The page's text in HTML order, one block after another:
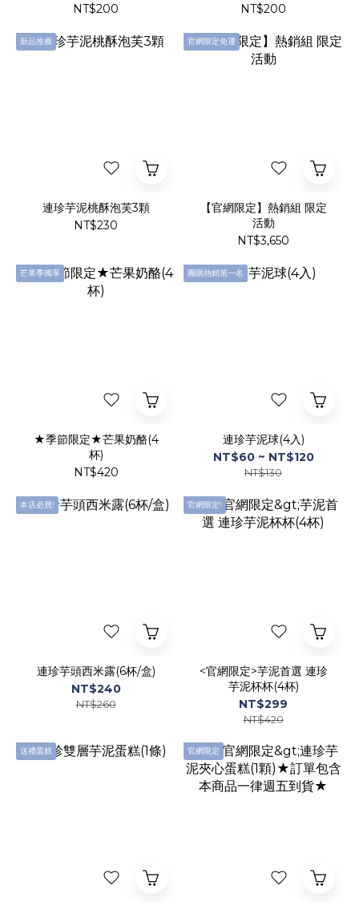
NT$200
NT$200
新品推薦
連珍芋泥桃酥泡芙3顆
NT$230
官網限定免運
【官網限定】熱銷組 限定
活動
NT$3,650
芒果季獨享
★季節限定★芒果奶酪(4
杯)
NT$420
團購熱銷第一名
連珍芋泥球(4入)
NT$60 ~ NT$120
NT$130
本店必買!
連珍芋頭西米露(6杯/盒)
NT$240
NT$260
官網限定!
<官網限定>芋泥首選 連珍
芋泥杯杯(4杯)
NT$299
NT$420
送禮蛋糕 官網限定